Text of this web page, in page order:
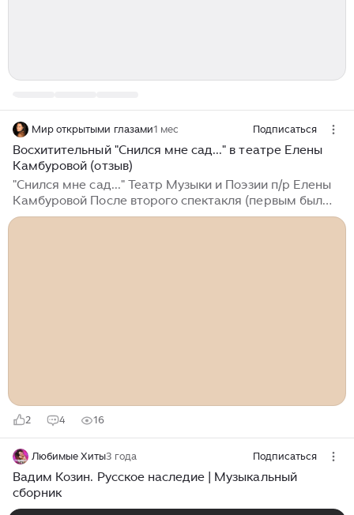
Мир открытыми глазами1 мес Подписаться
Восхитительный "Снился мне сад..." в театре Елены
Камбуровой (отзыв)
"Снился мне сад..." Театр Музыки и Поэзии п/р Елены
Камбуровой После второго спектакля (первым был
"Степной король Лир") поймала себя на мысли, что
2 4 16
Любимые Хиты3 года Подписаться
Вадим Козин. Русское наследие | Музыкальный
сборник